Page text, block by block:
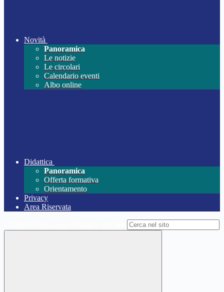
Novità
Panoramica
Le notizie
Le circolari
Calendario eventi
Albo online
Didattica
Panoramica
Offerta formativa
Orientamento
Privacy
Area Riservata